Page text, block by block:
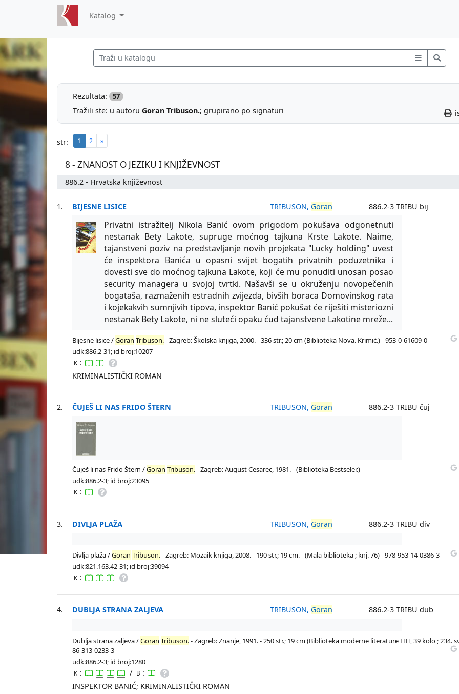
Katalog
Rezultata: 57
Tražili ste: u autoru Goran Tribuson.; grupirano po signaturi
str: 1 2 »
8 - ZNANOST O JEZIKU I KNJIŽEVNOST
886.2 - Hrvatska književnost
1. BIJESNE LISICE TRIBUSON, Goran 886.2-3 TRIBU bij
Privatni istražitelj Nikola Banić ovom prigodom pokušava odgonetnuti
nestanak Bety Lakote, supruge moćnog tajkuna Krste Lakote. Naime,
tajanstveni poziv na predstavljanje novih projekata "Lucky holding" uvest
će inspektora Banića u opasni svijet bogatih privatnih poduzetnika i
dovesti sve do moćnog tajkuna Lakote, koji će mu ponuditi unosan posao
security managera u svojoj tvrtki. Našavši se u okruženju novopečenih
bogataša, razmaženih estradnih zvijezda, bivših boraca Domovinskog rata
i kojekakvih sumnjivih tipova, inspektor Banić pokušat će riješiti misteriozni
nestanak Bety Lakote, ni ne sluteći opaku ćud tajanstvene Lakotine mreže...
Bijesne lisice /Goran Tribuson.- Zagreb: Školska knjiga, 2000. - 336 str.; 20 cm (Biblioteka Nova. Krimić.) - 953-0-61609-0
udk:886.2-31; id broj:10207
K :
KRIMINALISTIČKI ROMAN
2. ČUJEŠ LI NAS FRIDO ŠTERN TRIBUSON, Goran 886.2-3 TRIBU čuj
Čuješ li nas Frido Štern /Goran Tribuson.- Zagreb: August Cesarec, 1981. - (Biblioteka Bestseler.)
udk:886.2-3; id broj:23095
K :
3. DIVLJA PLAŽA TRIBUSON, Goran 886.2-3 TRIBU div
Divlja plaža /Goran Tribuson.- Zagreb: Mozaik knjiga, 2008. - 190 str.; 19 cm. - (Mala biblioteka ; knj. 76) - 978-953-14-0386-3
udk:821.163.42-31; id broj:39094
K :
4. DUBLJA STRANA ZALJEVA TRIBUSON, Goran 886.2-3 TRIBU dub
Dublja strana zaljeva /Goran Tribuson.- Zagreb: Znanje, 1991. - 250 str.; 19 cm (Biblioteka moderne literature HIT, 39 kolo ; 234.
86-313-0233-3
udk:886.2-3; id broj:1280
K : / B :
INSPEKTOR BANIĆ; KRIMINALISTIČKI ROMAN